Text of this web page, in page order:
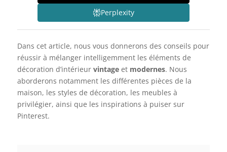
Perplexity
Dans cet article, nous vous donnerons des conseils pour
réussir à mélanger intelligemment les éléments de
décoration d’intérieur vintageet modernes. Nous
aborderons notamment les différentes pièces de la
maison, les styles de décoration, les meubles à
privilégier, ainsi que les inspirations à puiser sur
Pinterest.